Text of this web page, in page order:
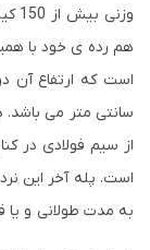
هم رده ی خود با
از سیم فولادی در
است. پله آخر این
به مدت طولانی و یا